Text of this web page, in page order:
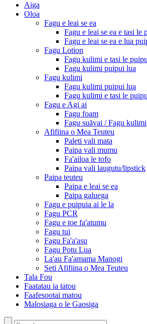
Aiga
Oloa
Fagu e leai se ea
Fagu e leai se ea e tasi le
Fagu e leai se ea e lua
Fagu Lotion
Fagu kulimi e tasi le
Fagu kulimi puipui lua
Fagu kulimi
Fagu kulimi puipui lua
Fagu kulimi e tasi le
Fagu e Agi ai
Fagu foam
Fagu suāvai / Fagu kulimi
Afifiina o Mea Teuteu
Paleti vali mata
Paipa vali mumu
Fa'ailoa le tofo
Paipa vali laugutu/lipstick
Paipa teuteu
Paipa e leai se ea
Paipa galuega
Fagu e puipuia ai le la
Fagu PCR
Fagu e toe fa'atumu
Fagu tui
Fagu Fa'a'asu
Fagu Potu Lua
La'au Fa'amama Manogi
Seti Afifiina o Mea Teuteu
Tala Fou
Faatatau ia tatou
Faafesootai matou
Malosiaga o le Gaosiga